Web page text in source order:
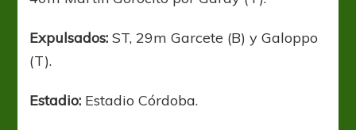
Expulsados: ST, 29m Garcete (B) y Galoppo
(T).
Estadio: Estadio Córdoba.